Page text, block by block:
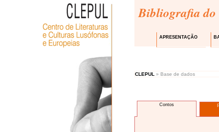
Bibliografia do
APRESENTAÇÃO
CLEPUL » Base de dados
Contos